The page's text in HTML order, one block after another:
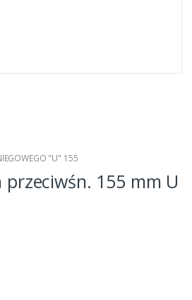
"U" 155
przeciwśn. 155 mm U